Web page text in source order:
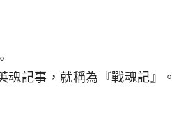
記事，就稱為『戰魂記』。